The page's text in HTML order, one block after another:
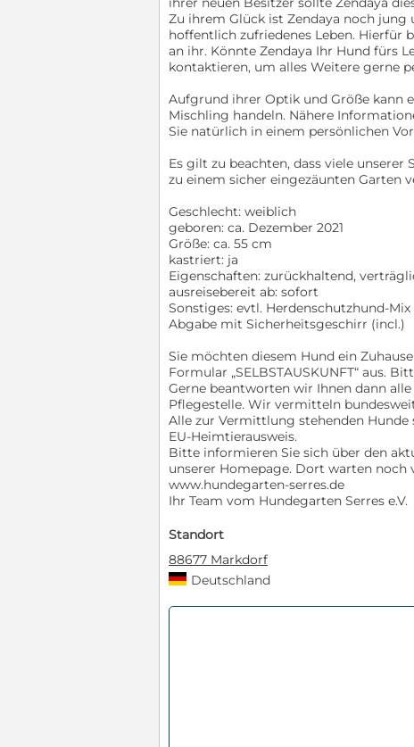
Zu ihrem Glück ist Zendaya noch jung
hoffentlich zufriedenes Leben. Hierfür
an ihr. Könnte Zendaya Ihr Hund fürs
kontaktieren, um alles Weitere gerne
Aufgrund ihrer Optik und Größe kann
Mischling handeln. Nähere
Sie natürlich in einem persönlichen
Es gilt zu beachten, dass viele
zu einem sicher eingezäunten Garten
Geschlecht: weiblich
geboren: ca. Dezember 2021
Größe: ca. 55 cm
kastriert: ja
Eigenschaften: zurückhaltend,
ausreisebereit ab: sofort
Sonstiges: evtl. Herdenschutzhund-Mix
Abgabe mit Sicherheitsgeschirr (incl.)
Sie möchten diesem Hund ein
Formular „SELBSTAUSKUNFT“ aus.
Gerne beantworten wir Ihnen dann
Pflegestelle. Wir vermitteln
Alle zur Vermittlung stehenden
EU-Heimtierausweis.
Bitte informieren Sie sich über den
unserer Homepage. Dort warten noch
www.hundegarten-serres.de
Ihr Team vom Hundegarten Serres e.V.
Standort
88677 Markdorf
Deutschland